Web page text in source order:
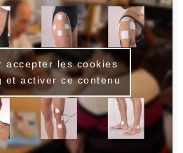
accepter les cookies
et activer ce contenu